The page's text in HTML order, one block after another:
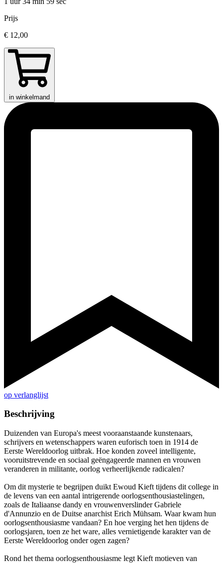
Prijs
€ 12,00
in winkelmand
op verlanglijst
Beschrijving
Duizenden van Europa's meest vooraanstaande kunstenaars,
schrijvers en wetenschappers waren euforisch toen in 1914 de
Eerste Wereldoorlog uitbrak. Hoe konden zoveel intelligente,
vooruitstrevende en sociaal geëngageerde mannen en vrouwen
veranderen in militante, oorlog verheerlijkende radicalen?
Om dit mysterie te begrijpen duikt Ewoud Kieft tijdens dit college in
de levens van een aantal intrigerende oorlogsenthousiastelingen,
zoals de Italiaanse dandy en vrouwenverslinder Gabriele
d'Annunzio en de Duitse anarchist Erich Mühsam. Waar kwam hun
oorlogsenthousiasme vandaan? En hoe verging het hen tijdens de
oorlogsjaren, toen ze het ware, alles vernietigende karakter van de
Eerste Wereldoorlog onder ogen zagen?
Rond het thema oorlogsenthousiasme legt Kieft motieven van